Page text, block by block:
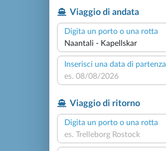
Viaggio di andata
Digita un porto o una rotta
Inserisci una data di partenza
Viaggio di ritorno
Digita un porto o una rotta